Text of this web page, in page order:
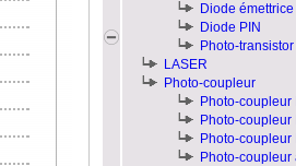
Diode
Diode PIN
Photo-
LASER
Photo-coupleur
Photo-coupleur
Photo-coupleur
Photo-coupleur
Photo-coupleur